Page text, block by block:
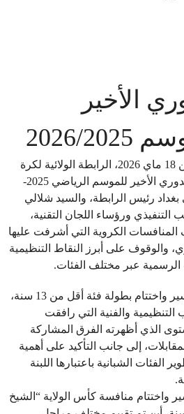
الأخير
2025
عقدت صباح هذا اليوم الإثنين 18 ماي 2026، الرابطة الولائية لكرة
القدم – النعامة، اجتماعها الدوري الأخير للموسم الرياضي 2025-
بغداد رئيس الرابطة، والسيد شلالي
ورؤساء اللجان التقنية،
الكروية التي أشرفت عليها
والوقوف على أبرز النقاط التنظيمية
الرسمية عبر مختلف الفئات.
واستُهل الاجتماع بمناقشة سير واختتام بطولة فئة أقل من 13 سنة،
والفنية التي رافقت
الذي أظهرته الفرق المشاركة
إلى جانب التأكيد على أهمية
الفئات الشبانية باعتبارها اللبنة
واختتام منافسة كأس الولاية “الشيخ